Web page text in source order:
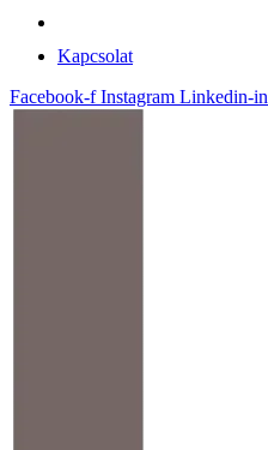
Kapcsolat
Facebook-f Instagram Linkedin-in